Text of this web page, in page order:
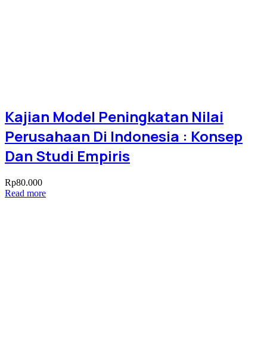
Kajian Model Peningkatan Nilai
Perusahaan Di Indonesia : Konsep
Dan Studi Empiris
Rp80.000
Read more